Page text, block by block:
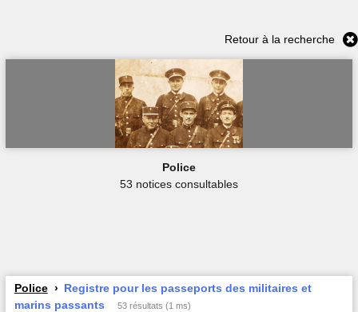
Retour à la recherche
Police
53 notices consultables
Police
Registre pour les passeports des militaires et
marins passants
53 résultats (1 ms)